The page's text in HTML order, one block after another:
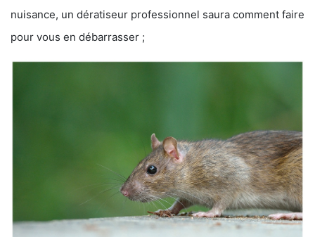
nuisance, un dératiseur professionnel saura comment faire
pour vous en débarrasser ;